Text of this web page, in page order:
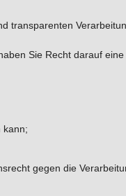
transparenten
Sie Recht darauf
kann;
gegen die